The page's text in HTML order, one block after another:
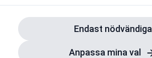
Endast nödvändiga
Anpassa mina val